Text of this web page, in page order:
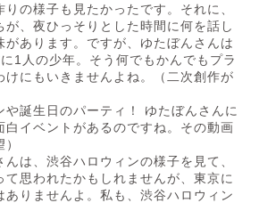
の様子も見たかったです。それに、
、夜ひっそりとした時間に何を話し
があります。ですが、ゆたぼんさんは
1人の少年。そう何でもかんでもプラ
けにもいきませんよね。（二次創作が
や誕生日のパーティ！ ゆたぼんさんに
白イベントがあるのですね。その動画
は、渋谷ハロウィンの様子を見て、
て思われたかもしれませんが、東京に
ありませんよ。私も、渋谷ハロウィン